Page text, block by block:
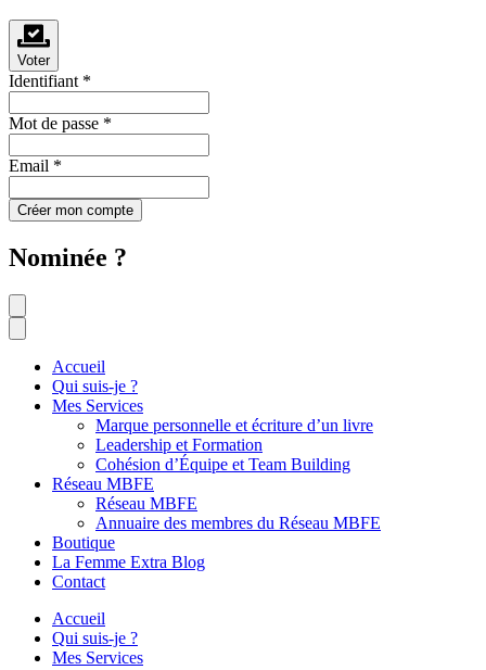
Voter
Identifiant *
Mot de passe *
Email *
Créer mon compte
Nominée ?
Accueil
Qui suis-je ?
Mes Services
Marque personnelle et écriture d’un livre
Leadership et Formation
Cohésion d’Équipe et Team Building
Réseau MBFE
Réseau MBFE
Annuaire des membres du Réseau MBFE
Boutique
La Femme Extra Blog
Contact
Accueil
Qui suis-je ?
Mes Services